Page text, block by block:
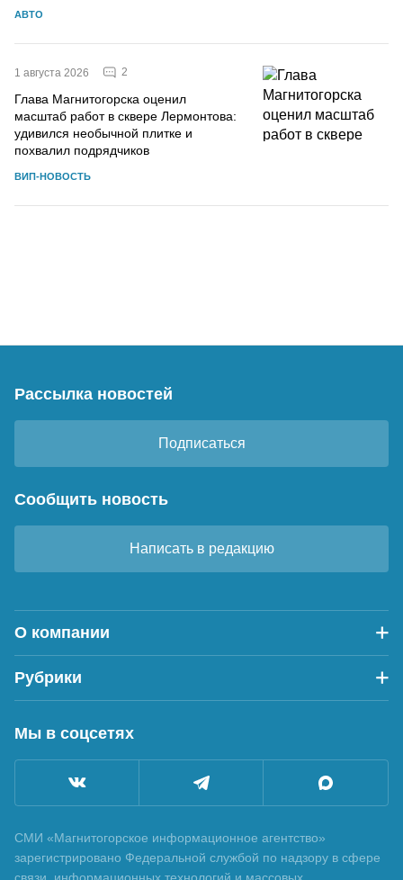
АВТО
1 августа 2026 2
Глава Магнитогорска оценил
масштаб работ в сквере Лермонтова:
удивился необычной плитке и
похвалил подрядчиков
ВИП-НОВОСТЬ
Рассылка новостей
Подписаться
Сообщить новость
Написать в редакцию
О компании
Рубрики
Мы в соцсетях
СМИ «Магнитогорское информационное агентство»
зарегистрировано Федеральной службой по надзору в сфере
связи, информационных технологий и массовых